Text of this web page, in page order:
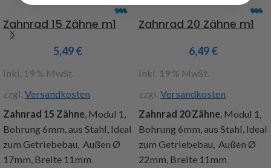
Zahnrad 15 Zähne m1
5,49€
inkl. 19 % MwSt.
zzgl. Versandkosten
Zahnrad 15 Zähne, Modul 1,
Bohrung 6mm, aus Stahl, Ideal
zum Getriebebau, Außen Ø
17mm, Breite 11mm
Zahnrad 20 Zähne m1
6,49€
inkl. 19 % MwSt.
zzgl. Versandkosten
Zahnrad 20 Zähne, Modul 1,
Bohrung 6mm, aus Stahl, Ideal
zum Getriebebau, Außen Ø
22mm, Breite 11mm